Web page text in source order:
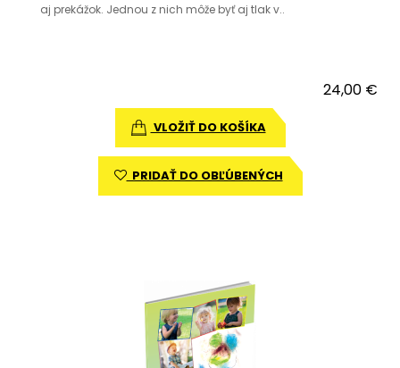
aj prekážok. Jednou z nich môže byť aj tlak v..
24,00 €
VLOŽIŤ DO KOŠÍKA
PRIDAŤ DO OBĽÚBENÝCH